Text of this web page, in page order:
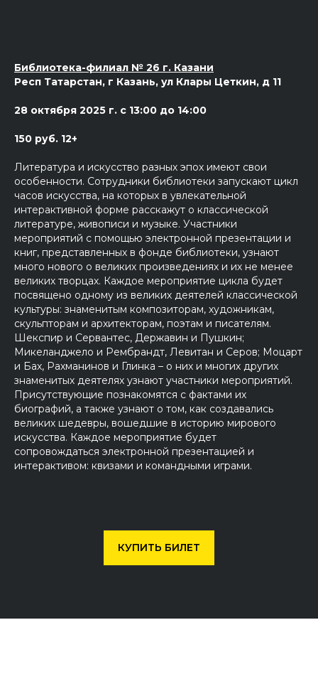
Библиотека-филиал № 26 г. Казани
Респ Татарстан, г Казань, ул Клары Цеткин, д 11
28 октября 2025 г. с 13:00 до 14:00
150 руб. 12+
Литература и искусство разных эпох имеют свои
особенности. Сотрудники библиотеки запускают цикл
часов искусства, на которых в увлекательной
интерактивной форме расскажут о классической
литературе, живописи и музыке. Участники
мероприятий с помощью электронной презентации и
книг, представленных в фонде библиотеки, узнают
много нового о великих произведениях и их не менее
великих творцах. Каждое мероприятие цикла будет
посвящено одному из великих деятелей классической
культуры: знаменитым композиторам, художникам,
скульпторам и архитекторам, поэтам и писателям.
Шекспир и Сервантес, Державин и Пушкин;
Микеланджело и Рембрандт, Левитан и Серов; Моцарт
и Бах, Рахманинов и Глинка – о них и многих других
знаменитых деятелях узнают участники мероприятий.
Присутствующие познакомятся с фактами их
биографий, а также узнают о том, как создавались
великих шедевры, вошедшие в историю мирового
искусства. Каждое мероприятие будет
сопровождаться электронной презентацией и
интерактивом: квизами и командными играми.
КУПИТЬ БИЛЕТ